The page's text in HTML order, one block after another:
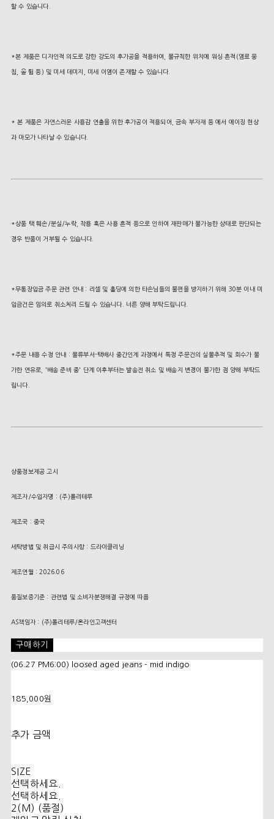
할 수 있습니다.
*본 제품은 디자인적 의도로 강한 강도의 후가공을 적용하여, 불규칙한 위치에 워싱 흔적(염료 뭉
침, 올 튐 등) 및 미세 데미지, 미세 이염이 존재할 수 있습니다.
* 본 제품은 자연스러운 사용감 연출을 위한 후가공이 적용되어, 금속 부자재 등 에서 에이징 현상
과 마모가 나타날 수 있습니다.
*상품 택 훼손/분실/누락, 착용 혹은 사용 흔적 등으로 인하여 재판매가 불가능한 상태로 판단되는
경우 반품이 거부될 수 있습니다.
*무통장입금 주문 관련 안내 : 리셀 및 홀딩에 의한 타손님들의 불편을 방지하기 위해 30분 이내 미
입금건은 임의로 취소처리 드릴 수 있습니다. 너른 양해 부탁드립니다.
*주문 내용 수정 안내 : 물류부서-택배사 중간인계 과정에서 특정 주문건의 실물추적 및 회수가 불
가한 연유로, '배송 준비 중' 단계 이후부터는 발송전 취소 및 배송지 변경이 불가한 점 양해 부탁드
립니다.
상품정보제공 고시
제조자/수입자명 : (주)폴리테루
제조국 : 중국
세탁방법 및 취급시 주의사항 : 드라이클리닝
제조연월 : 2026.06
품질보증기준 : 관련법 및 소비자분쟁해결 규정에 따름
AS책임자 : (주)폴리테루/온라인고객센터
구매하기
(06.27 PM6:00) loosed aged jeans - mid indigo
185,000원
추가 금액
SIZE
선택하세요.
선택하세요.
2(M) (품절)